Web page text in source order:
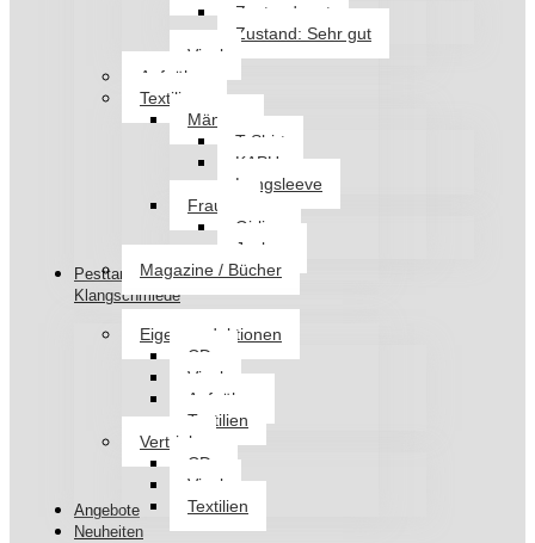
Zustand: gut
Zustand: Sehr gut
Vinyl
Aufnäher
Textilien
Männer
T-Shirt
KAPU
Longsleeve
Frauen
Girlies
Jacken
Magazine / Bücher
Pesttanz
Klangschmiede
Eigenproduktionen
CDs
Vinyl
Aufnäher
Textilien
Vertrieb
CDs
Vinyl
Textilien
Angebote
Neuheiten